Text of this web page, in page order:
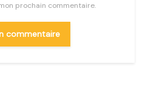
prochain commentaire.